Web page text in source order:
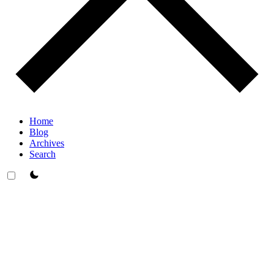
Home
Blog
Archives
Search
theme switcher